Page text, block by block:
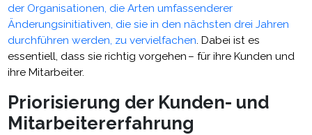
der Organisationen, die Arten umfassenderer
Änderungsinitiativen, die sie in den nächsten drei Jahren
durchführen werden, zu vervielfachen. Dabei ist es
essentiell, dass sie richtig vorgehen – für ihre Kunden und
ihre Mitarbeiter.
Priorisierung der Kunden- und
Mitarbeitererfahrung